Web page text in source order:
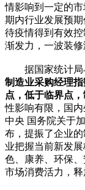
情影响到一定的
期内行业发展预
待疫情得到有效
渐发力，一波装修
据国家统计
制造业采购经理
点，低于临界点
性影响有限，国
中央 国务院关于
布，提振了企业
业把握当前新发
色、康养、环保
市场消费活力，释